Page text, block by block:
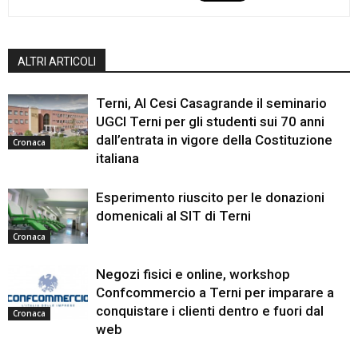
ALTRI ARTICOLI
Cronaca
Terni, Al Cesi Casagrande il seminario
UGCI Terni per gli studenti sui 70 anni
dall’entrata in vigore della Costituzione
italiana
Cronaca
Esperimento riuscito per le donazioni
domenicali al SIT di Terni
Cronaca
Negozi fisici e online, workshop
Confcommercio a Terni per imparare a
conquistare i clienti dentro e fuori dal
web